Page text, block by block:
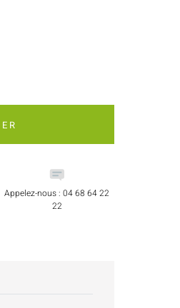
Appelez-nous : 04 68 64 22
22